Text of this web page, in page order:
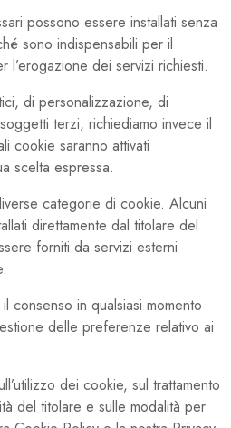
possono essere installati senza
sono indispensabili per il
l’erogazione dei servizi richiesti.
di personalizzazione, di
terzi, richiediamo invece il
cookie saranno attivati
scelta espressa.
categorie di cookie. Alcuni
direttamente dal titolare del
forniti da servizi esterni
consenso in qualsiasi momento
delle preferenze relativo ai
dei cookie, sul trattamento
del titolare e sulle modalità per